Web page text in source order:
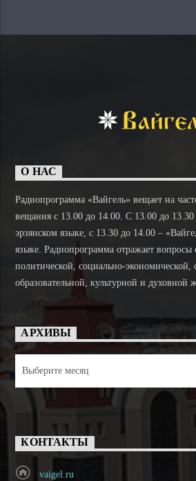
О НАС
Радиопрограмма «Вайгель» вещает на
вещания с 13.00 до 14.00. C 13.00 до 13.30
эрзянском языке, с 13.30 до 14.00 –
языке. Радиопрограмма отражает вопросы
политической, социально-экономической,
образовательной, культурной и духовной
АРХИВЫ
КОНТАКТЫ
vaigel.ru